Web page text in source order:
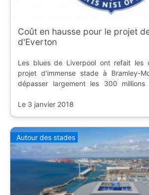
Coût en hausse pour le projet
d'Everton
Les blues de Liverpool ont refait les
projet d'immense stade à Bramley-
dépasser largement les 300
Le 3 janvier 2018
Autour des stades